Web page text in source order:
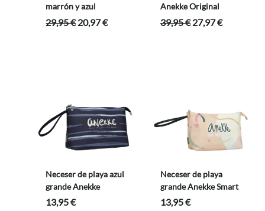
marrón y azul
29,95€El
20,97€El
Anekke Original
39,95€ El
27,97€El
Neceser de playa azul
grande Anekke
13,95€
Neceser de playa
grande Anekke Smart
13,95€